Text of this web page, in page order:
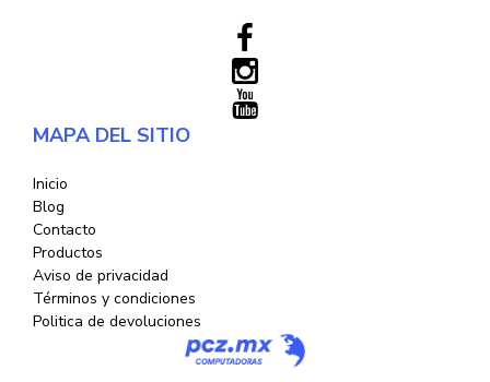
MAPA DEL SITIO
Inicio
Blog
Contacto
Productos
Aviso de privacidad
Términos y condiciones
Politica de devoluciones